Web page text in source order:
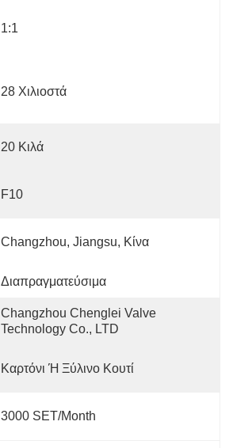
1:1
28 Χιλιοστά
20 Κιλά
F10
Changzhou, Jiangsu, Κίνα
Διαπραγματεύσιμα
Changzhou Chenglei Valve
Technology Co., LTD
Καρτόνι Ή Ξύλινο Κουτί
3000 SET/Month